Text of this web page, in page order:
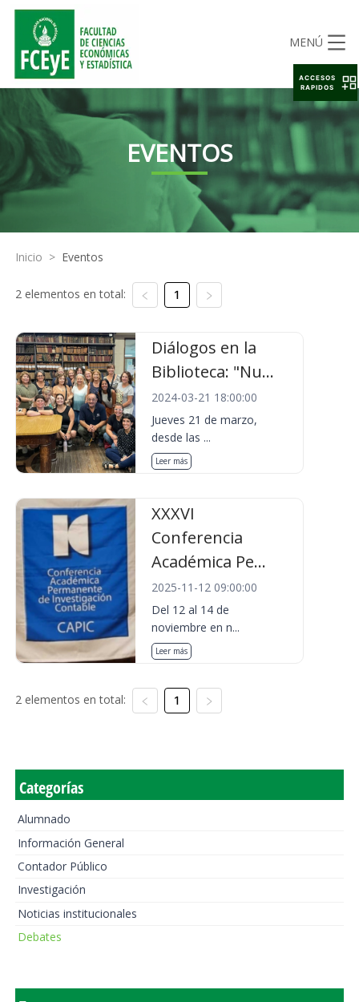
MENÚ
EVENTOS
Inicio > Eventos
2 elementos en total: 1
Diálogos en la
Biblioteca: "Nu...
2024-03-21 18:00:00
Jueves 21 de marzo,
desde las ...
Leer más
XXXVI
Conferencia
Académica Pe...
2025-11-12 09:00:00
Del 12 al 14 de
noviembre en n...
Leer más
2 elementos en total: 1
Categorías
Alumnado
Información General
Contador Público
Investigación
Noticias institucionales
Debates
ACCESOS
RAPIDOS